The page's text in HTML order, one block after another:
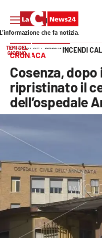
SEZIONI
Cronaca
Politica
Attualità
Economia e lavoro
Italia Mondo
Sanità
Vai
TEMI DEL
GIORNO
INCENDI
HOME PAGE CRONACA
CRONACA
Cosenza,
ripristinato il
dell’ospedale